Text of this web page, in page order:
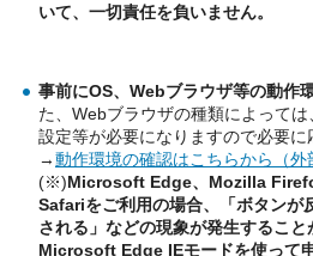
いて、一切責任を負いません。
事前にOS、Webブラウザ等の動作
た、Webブラウザの種類によって
設定等が必要になりますので必要に
→動作環境の確認はこちらから（外
(※)Microsoft Edge、Mozilla
Safariをご利用の場合、「ボタンが
される」などの現象が発生すること
Microsoft Edge IEモードを使って